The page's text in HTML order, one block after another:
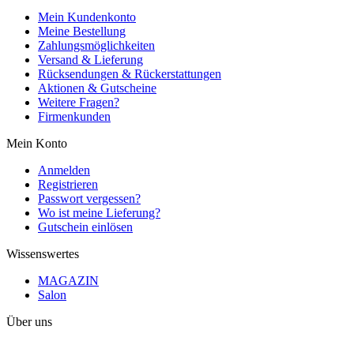
Mein Kundenkonto
Meine Bestellung
Zahlungsmöglichkeiten
Versand & Lieferung
Rücksendungen & Rückerstattungen
Aktionen & Gutscheine
Weitere Fragen?
Firmenkunden
Mein Konto
Anmelden
Registrieren
Passwort vergessen?
Wo ist meine Lieferung?
Gutschein einlösen
Wissenswertes
MAGAZIN
Salon
Über uns